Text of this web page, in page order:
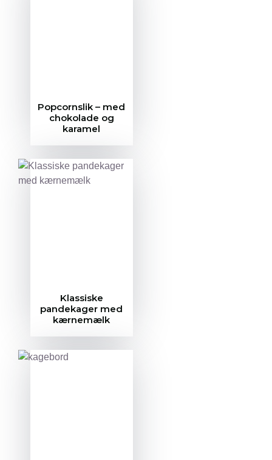
Popcornslik – med
chokolade og
karamel
Klassiske
pandekager med
kærnemælk